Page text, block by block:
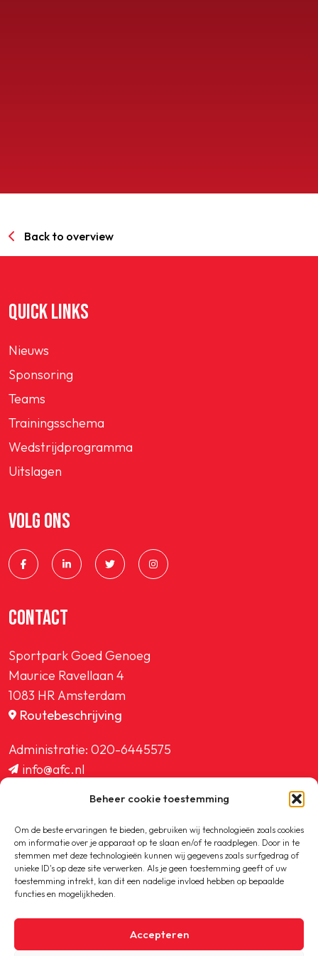
Beheer cookie toestemming
Om de beste ervaringen te bieden, gebruiken wij technologieën zoals cookies
om informatie over je apparaat op te slaan en/of te raadplegen. Door in te
stemmen met deze technologieën kunnen wij gegevens zoals surfgedrag of
unieke ID's op deze site verwerken. Als je geen toestemming geeft of uw
toestemming intrekt, kan dit een nadelige invloed hebben op bepaalde
functies en mogelijkheden.
Accepteren
Back to overview
QUICK LINKS
Nieuws
Sponsoring
Teams
Trainingsschema
Wedstrijdprogramma
Uitslagen
VOLG ONS
CONTACT
Sportpark Goed Genoeg
Maurice Ravellaan 4
1083 HR Amsterdam
Routebeschrijving
Administratie: 020-6445575
info@afc.nl
ledenadministratie@afc.nl
Copyright © 2020-2026 AFC